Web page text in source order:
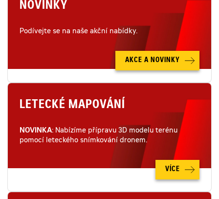
NOVINKY
Podívejte se na naše akční nabídky.
AKCE A NOVINKY
LETECKÉ MAPOVÁNÍ
NOVINKA: Nabízíme přípravu 3D modelu terénu
pomocí leteckého snímkování dronem.
VÍCE